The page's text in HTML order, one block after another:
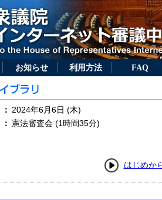
お知らせ 利用方法 FAQ
： 2024年6月6日 (木)
： 憲法審査会 (1時間35分)
はじめか